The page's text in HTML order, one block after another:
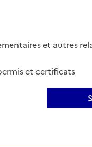
et autres
et certificats